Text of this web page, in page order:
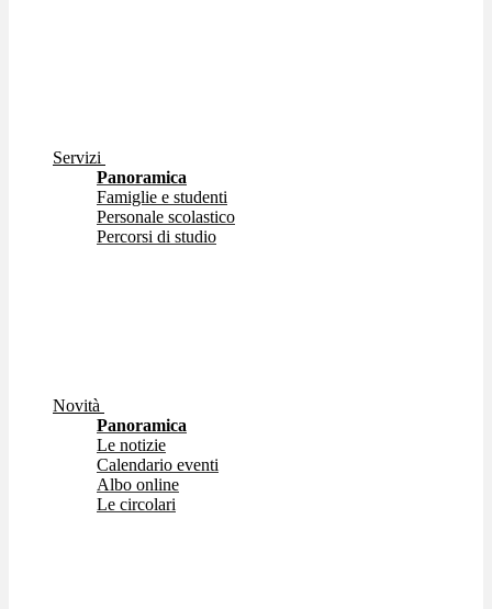
Servizi
Panoramica
Famiglie e studenti
Personale scolastico
Percorsi di studio
Novità
Panoramica
Le notizie
Calendario eventi
Albo online
Le circolari